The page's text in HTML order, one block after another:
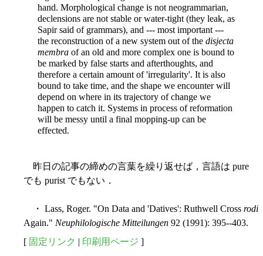
hand. Morphological change is not neogrammarian,
declensions are not stable or water-tight (they leak, as
Sapir said of grammars), and --- most important ---
the reconstruction of a new system out of the disjecta
membra of an old and more complex one is bound to
be marked by false starts and afterthoughts, and
therefore a certain amount of 'irregularity'. It is also
bound to take time, and the shape we encounter will
depend on where in its trajectory of change we
happen to catch it. Systems in process of reformation
will be messy until a final mopping-up can be
effected.
昨日の記事の締めの言葉を繰り返せば，言語は pure
でも purist でもない．
・ Lass, Roger. "On Data and 'Datives': Ruthwell Cross rodi
Again." Neuphilologische Mitteilungen 92 (1991): 395--403.
[ 固定リンク | 印刷用ページ ]